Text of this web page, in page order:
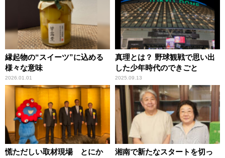
縁起物の“スイーツ”に込める
様々な意味
2026.01.01
真理とは？ 野球観戦で思い出
した少年時代のできごと
2025.09.13
慌ただしい取材現場 とにか
湘南で新たなスタートを切っ